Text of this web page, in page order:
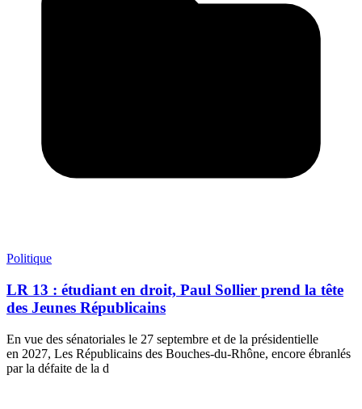
Politique
LR 13 : étudiant en droit, Paul Sollier prend la tête
des Jeunes Républicains
En vue des sénatoriales le 27 septembre et de la présidentielle
en 2027, Les Républicains des Bouches-du-Rhône, encore ébranlés
par la défaite de la d